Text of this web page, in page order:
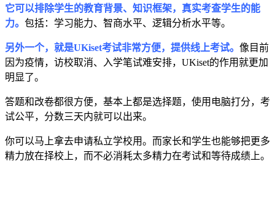
它可以排除学生的教育背景、知识框架，真实考查学生的能
力。 包括：学习能力、智商水平、逻辑分析水平等。
另外一个，就是UKiset考试非常方便，提供线上考试。 像目前
因为疫情，访校取消、入学笔试难安排，UKiset的作用就更加
明显了。
答题和改卷都很方便，基本上都是选择题，使用电脑打分，考
试公平，分数三天内就可以出来。
你可以马上拿去申请私立学校用。而家长和学生也能够把更多
精力放在择校上，而不必消耗太多精力在考试和等待成绩上。